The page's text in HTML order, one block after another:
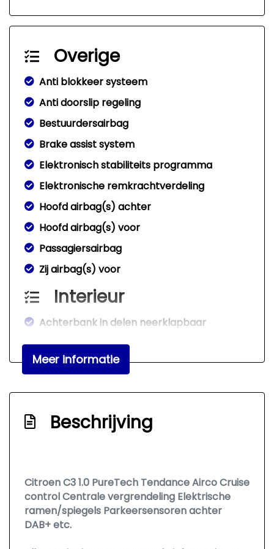
Overige
Anti blokkeer systeem
Anti doorslip regeling
Bestuurdersairbag
Brake assist system
Elektronisch stabiliteits programma
Elektronische remkrachtverdeling
Hoofd airbag(s) achter
Hoofd airbag(s) voor
Passagiersairbag
Zij airbag(s) voor
Interieur
Achterbank in delen neerklapbaar
Airco
Bestuurdersstoel in hoogte verstelbaar
Stuur verstelbaar
Exterieur
Achterruitwisser
Buitenspiegels elektrisch verstelbaar
Meer informatie
Beschrijving
Citroen C3 1.0 PureTech Tendance Airco Cruise
control Centrale vergrendeling Elektrische
ramen/spiegels Parkeersensoren achter
DAB+ etc.